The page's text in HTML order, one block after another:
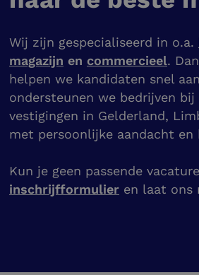
Wij zijn gespecialiseerd in o.a.
magazijn en commercieel.
helpen we kandidaten snel
ondersteunen we bedrijven
vestigingen in Gelderland,
met persoonlijke aandacht en
Kun je geen passende
inschrijfformulier en laat ons